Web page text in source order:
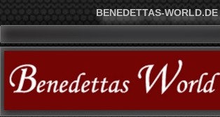
BENEDETTAS-WORLD.DE